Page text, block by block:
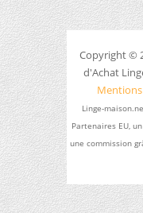
Copyright ©
d'Achat
Mentions
Linge-
Partenaires EU,
une commission